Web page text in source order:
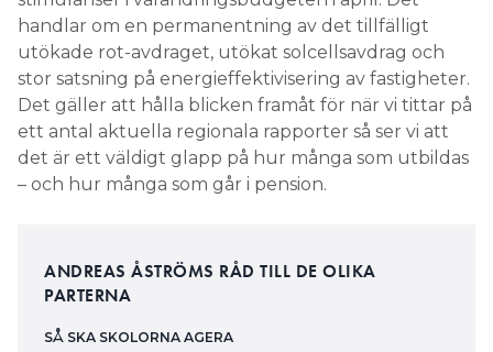
handlar om en permanentning av det tillfälligt
utökade rot-avdraget, utökat solcellsavdrag och
stor satsning på energieffektivisering av fastigheter.
Det gäller att hålla blicken framåt för när vi tittar på
ett antal aktuella regionala rapporter så ser vi att
det är ett väldigt glapp på hur många som utbildas
– och hur många som går i pension.
ANDREAS ÅSTRÖMS RÅD TILL DE OLIKA
PARTERNA
SÅ SKA SKOLORNA AGERA